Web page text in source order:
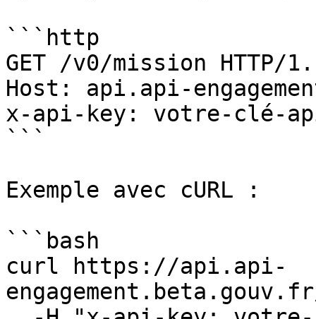
```http
GET /v0/mission HTTP/
Host: api.api-
x-api-key: votre-clé-
```
Exemple avec cURL :
```bash
curl https://api.api-